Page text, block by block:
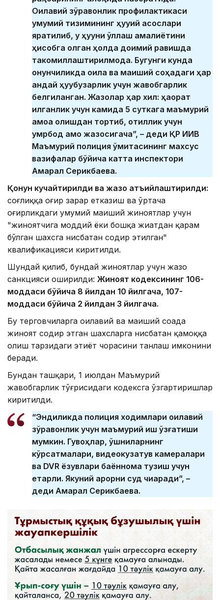
Оилавий зўравонлик профилактикаси
умумий тизимининг ҳуқуқий асослари
яратилиб, у ҳуқуқни қўллаш амалиётини
ҳисобга олган ҳолда доимий равишда
такомиллаштирилмоқда. Бугунги кунда
қонунчиликда оила ва маиший соҳадаги ҳар
қандай ҳуқуқбузарлик учун жавобгарлик
белгиланган. Жазолар ҳар хил: ҳақорат
қилганлик учун камида 5 суткага маъмурий
қамоққа олишдан тортиб, қотиллик учун
умрбод қамоқ жазосигача”, – деди ҚР ИИВ
Маъмурий полиция қўмитасининг махсус
вазифалар бўйича катта инспектори
Ақмарал Серикбаева.
Қонун кучайтирилди ва жазо қатъийлаштирилди:
соғлиққа оғир зарар етказиш ва ўртача
оғирликдаги умумий маиший жиноятлар учун
"жиноятчига моддий ёки бошқа жиҳатдан қарам
бўлган шахсга нисбатан содир этилган"
квалификацияси киритилди.
Шундай қилиб, бундай жиноятлар учун жазо
санкцияси оширилди: Жиноят кодексининг 106-
моддаси бўйича 8 йилдан 10 йилгача, 107-
моддаси бўйича 2 йилдан 3 йилгача.
Бу терговчиларга оилавий ва маиший соҳада
жиноят содир этган шахсларга нисбатан қамоққа
олиш тарзидаги эҳтиёт чорасини танлаш имконини
беради.
Бундан ташқари, 1 июлдан Маъмурий
жавобгарлик тўғрисидаги кодексга ўзгартиришлар
киритилди.
“Эндиликда полиция ходимлари оилавий
зўравонлик учун маъмурий иш қўзғатиши
мумкин. Гувоҳлар, қўшниларнинг
кўрсатмалари, видеокузатув камералари
ва DVR ёзувлари баённома тузиш учун
етарли. Якуний қарорни суд чиқаради”, –
деди Ақмарал Серикбаева.